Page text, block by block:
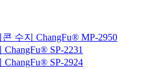
수지 ChangFu® MP-2950
SP-2231
SP-2924